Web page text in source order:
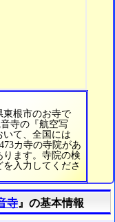
東根市のお寺で
寺の『航空写
いて、全国には
カ寺の寺院があ
ります。寺院の検
入力してくださ
寺 』の基本情報